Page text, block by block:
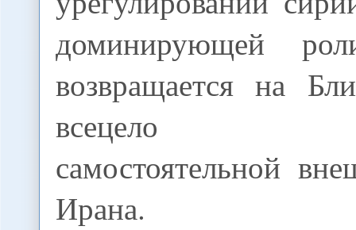
доминирующей
возвращается на
всецело
самостоятельной
Ирана.